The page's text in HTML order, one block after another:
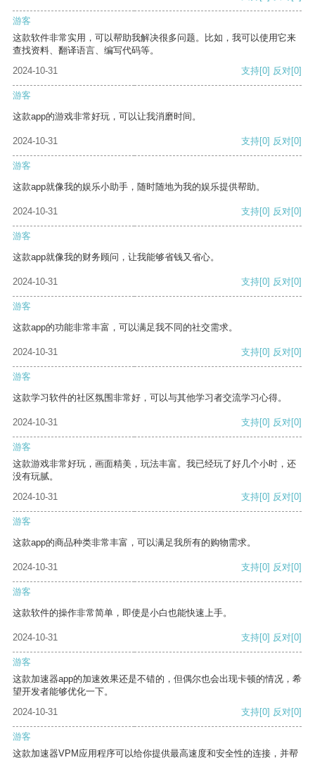
游客
这款软件非常实用，可以帮助我解决很多问题。比如，我可以使用它来
查找资料、翻译语言、编写代码等。
2024-10-31
支持[0] 反对[0]
游客
这款app的游戏非常好玩，可以让我消磨时间。
2024-10-31 支持[0] 反对[0]
游客
这款app就像我的娱乐小助手，随时随地为我的娱乐提供帮助。
2024-10-31 支持[0] 反对[0]
游客
这款app就像我的财务顾问，让我能够省钱又省心。
2024-10-31 支持[0] 反对[0]
游客
这款app的功能非常丰富，可以满足我不同的社交需求。
2024-10-31 支持[0] 反对[0]
游客
这款学习软件的社区氛围非常好，可以与其他学习者交流学习心得。
2024-10-31 支持[0] 反对[0]
游客
这款游戏非常好玩，画面精美，玩法丰富。我已经玩了好几个小时，还
没有玩腻。
2024-10-31
支持[0] 反对[0]
游客
这款app的商品种类非常丰富，可以满足我所有的购物需求。
2024-10-31 支持[0] 反对[0]
游客
这款软件的操作非常简单，即使是小白也能快速上手。
2024-10-31 支持[0] 反对[0]
游客
这款加速器app的加速效果还是不错的，但偶尔也会出现卡顿的情况，希
望开发者能够优化一下。
2024-10-31
支持[0] 反对[0]
游客
这款加速器VPM应用程序可以给你提供最高速度和安全性的连接，并帮